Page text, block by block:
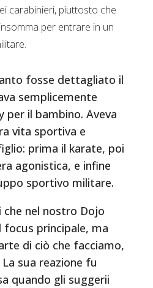
carabinieri, piuttosto che
per entrare in un
fosse dettagliato il
semplicemente
per il bambino. Aveva
vita sportiva e
prima il karate, poi
agonistica, e infine
sportivo militare.
che nel nostro Dojo
focus principale, ma
di ciò che facciamo,
sua reazione fu
quando gli suggerii